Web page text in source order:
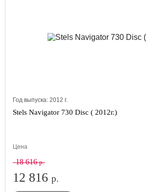
Год выпуска: 2012 г.
Stels Navigator 730 Disc ( 2012г.)
Цена
18 616р.
12 816 р.